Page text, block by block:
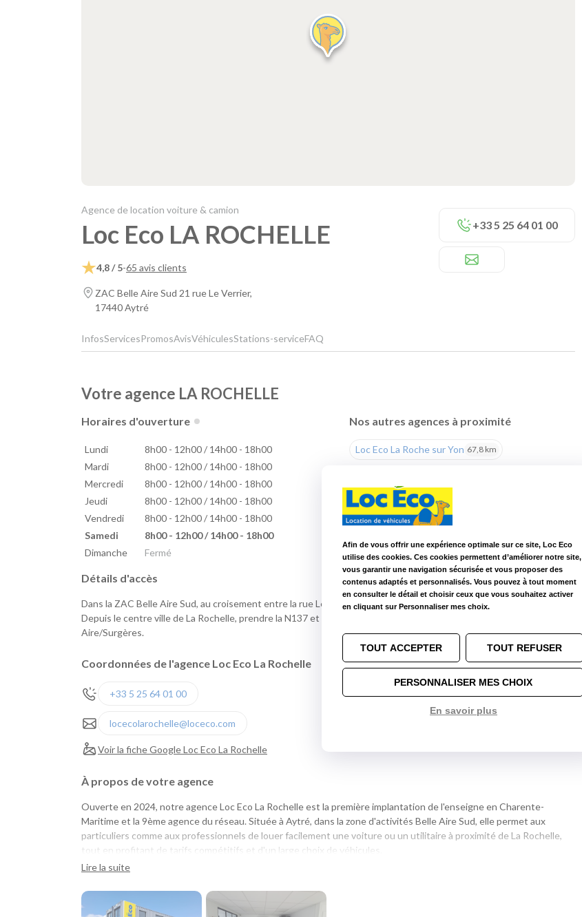
Agence de location voiture & camion
Loc Eco LA ROCHELLE
4,8 / 5-65 avis clients
ZAC Belle Aire Sud 21 rue Le Verrier,
17440 Aytré
+33 5 25 64 01 00
InfosServicesPromosAvisVéhiculesStations-serviceFAQ
Votre agence LA ROCHELLE
Horaires d'ouverture
Lundi
8h00 - 12h00 / 14h00 - 18h00
Mardi
8h00 - 12h00 / 14h00 - 18h00
Mercredi
8h00 - 12h00 / 14h00 - 18h00
Jeudi
8h00 - 12h00 / 14h00 - 18h00
Vendredi
8h00 - 12h00 / 14h00 - 18h00
Samedi
8h00 - 12h00 / 14h00 - 18h00
Dimanche
Fermé
Nos autres agences à proximité
Loc Eco La Roche sur Yon 67,8 km
Détails d'accès
Dans la ZAC Belle Aire Sud, au croisement entre la rue Le Verrier et la rue Thalès à Aytré au sud de La Rochelle.
Depuis le centre ville de La Rochelle, prendre la N137 et sortir à la D939 en direction de Aytre/Z.I. de Belle
Aire/Surgères.
Coordonnées de l'agence Loc Eco La Rochelle
+33 5 25 64 01 00
locecolarochelle@loceco.com
Voir la fiche Google Loc Eco La Rochelle
À propos de votre agence
Ouverte en 2024, notre agence Loc Eco La Rochelle est la première implantation de l'enseigne en Charente-
Maritime et la 9ème agence du réseau. Située à Aytré, dans la zone d'activités Belle Aire Sud, elle permet aux
particuliers comme aux professionnels de louer facilement une voiture ou un utilitaire à proximité de La Rochelle,
tout en profitant de tarifs compétitifs et d'un large choix de véhicules.
Une agence pour tous vos projets
Que vous prépariez un déménagement, un déplacement professionnel, un départ en vacances ou que vous ayez
Lire la suite
Afin de vous offrir une expérience optimale sur ce site, Loc Eco
utilise des cookies. Ces cookies permettent d’améliorer notre site,
vous garantir une navigation sécurisée et vous proposer des
contenus adaptés et personnalisés. Vous pouvez à tout moment
en consulter le détail et choisir ceux que vous souhaitez activer
en cliquant sur Personnaliser mes choix.
TOUT ACCEPTER TOUT REFUSER
PERSONNALISER MES CHOIX
En savoir plus